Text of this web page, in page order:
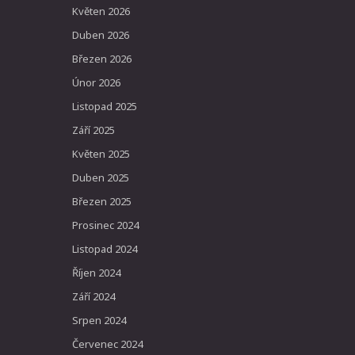
Květen 2026
Duben 2026
Březen 2026
Únor 2026
Listopad 2025
Září 2025
Květen 2025
Duben 2025
Březen 2025
Prosinec 2024
Listopad 2024
Říjen 2024
Září 2024
Srpen 2024
Červenec 2024